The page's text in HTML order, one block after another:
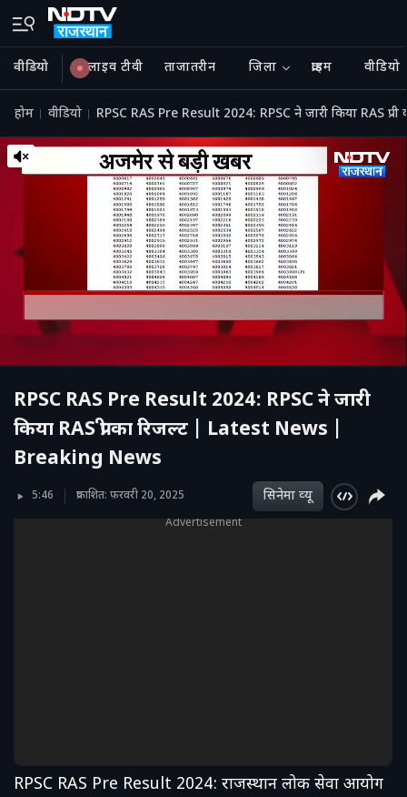
वीडियो लाइव टीवी ताजातरीन जिला क्राइम वीडियो
होम वीडियो RPSC RAS ​​Pre Result 2024: RPSC ने जारी किया RAS
RPSC RAS ​​Pre Result 2024: RPSC ने जारी
किया RAS प्री का रिजल्ट | Latest News |
Breaking News
5:46 प्रकाशित: फ़रवरी 20, 2025 सिनेमा व्‍यू
Advertisement
RPSC RAS ​​Pre Result 2024: राजस्थान लोक सेवा आयोग